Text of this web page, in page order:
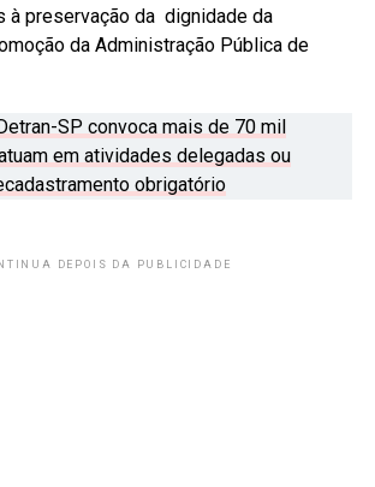
à preservação da dignidade da
da Administração Pública de
SP convoca mais de 70 mil
em atividades delegadas ou
obrigatório
DEPOIS DA PUBLICIDADE